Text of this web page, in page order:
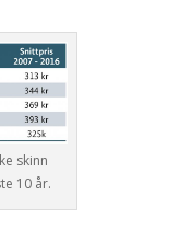
skinn
10 år.